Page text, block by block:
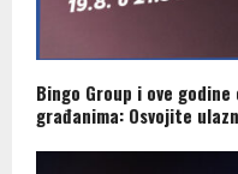
Bingo Group i ove
građanima: Osvojite